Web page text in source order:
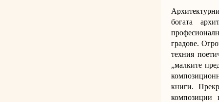
богата
градове.
техния
„малките
книги.
композиции